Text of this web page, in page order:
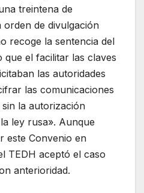
treintena de
de divulgación
recoge la sentencia del
que el facilitar las claves
las autoridades
las comunicaciones
la autorización
ley rusa». Aunque
este Convenio en
TEDH aceptó el caso
anterioridad.